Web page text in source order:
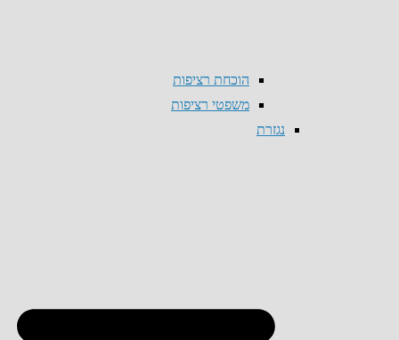
הוכחת רציפות
משפטי רציפות
נגזרת